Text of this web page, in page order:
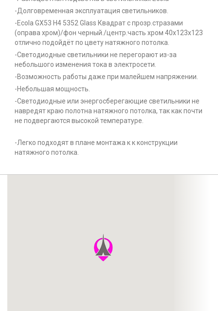
-Долговременная эксплуатация светильников.
-Ecola GX53 H4 5352 Glass Квадрат с прозр.стразами
(оправа хром)/фон черный./центр.часть хром 40x123x123
отлично подойдёт по цвету натяжного потолка.
-Светодиодные светильники не перегорают из-за
небольшого изменения тока в электросети.
-Возможность работы даже при малейшем напряжении.
-Небольшая мощность.
-Светодиодные или энергосберегающие светильники не
навредят краю полотна натяжного потолка, так как почти
не подвергаются высокой температуре.
-Легко подходят в плане монтажа к к конструкции
натяжного потолка.